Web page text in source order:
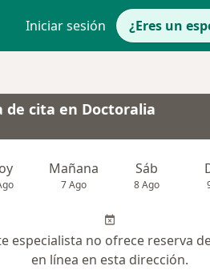
Iniciar sesión ¿Eres un
de cita en Doctoralia
Mañana
7 Ago
Sáb
8 Ago
especialista no ofrece reserva
en línea en esta dirección.